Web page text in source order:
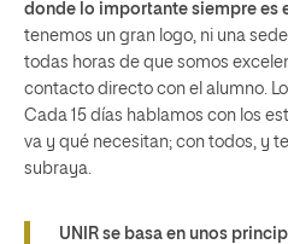
donde lo importante siempre es
tenemos un gran logo, ni una
todas horas de que somos
contacto directo con el alumno.
Cada 15 días hablamos con los
va y qué necesitan; con todos, y
subraya.
UNIR se basa en unos